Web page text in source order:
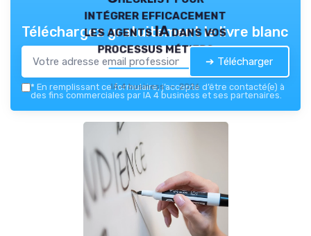
intégrer efficacement
les agents IA dans vos
processus métiers
IA 4 business — 2026
Téléchargez gratuitement le livre blanc
➔ Télécharger
* En remplissant ce formulaire, j’accepte d’être contacté(e) à
des fins commerciales par IA 4 business et ses partenaires.